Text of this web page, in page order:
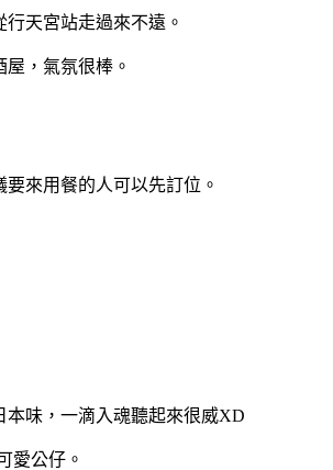
天宮站走過來不遠。
，氣氛很棒。
來用餐的人可以先訂位。
本味，一滴入魂聽起來很威XD
愛公仔。